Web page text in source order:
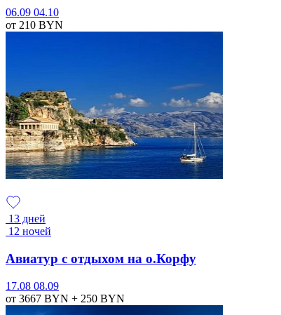
06.09 04.10
от 210 BYN
13 дней
12 ночей
Авиатур с отдыхом на о.Корфу
17.08 08.09
от 3667 BYN + 250 BYN